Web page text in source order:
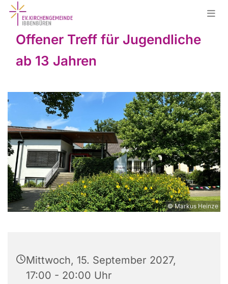
Offener Treff für Jugendliche
ab 13 Jahren
© Markus Heinze
Mittwoch, 15. September 2027,
17:00 - 20:00 Uhr